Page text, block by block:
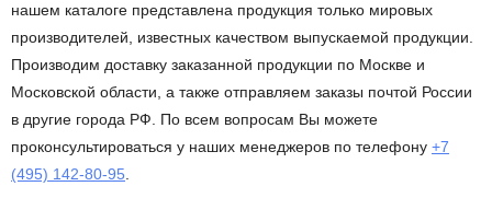
нашем каталоге представлена продукция только мировых
производителей, известных качеством выпускаемой продукции.
Производим доставку заказанной продукции по Москве и
Московской области, а также отправляем заказы почтой России
в другие города РФ. По всем вопросам Вы можете
проконсультироваться у наших менеджеров по телефону +7
(495) 142-80-95